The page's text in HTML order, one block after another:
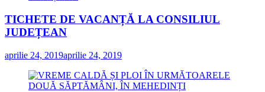
TICHETE DE VACANȚĂ LA CONSILIUL
JUDEȚEAN
aprilie 24, 2019aprilie 24, 2019